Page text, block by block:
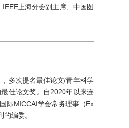
上海分会副主席、中国图
多次提名最佳论文/青年科学
佳论文奖。自2020年以来连
际MICCAI学会常务理事（Ex
编委。